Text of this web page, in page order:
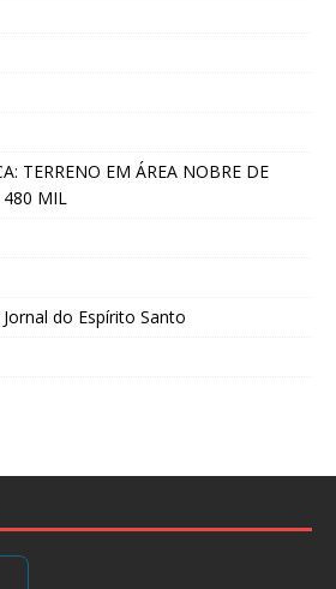
TERRENO EM ÁREA NOBRE DE
480 MIL
do Espírito Santo